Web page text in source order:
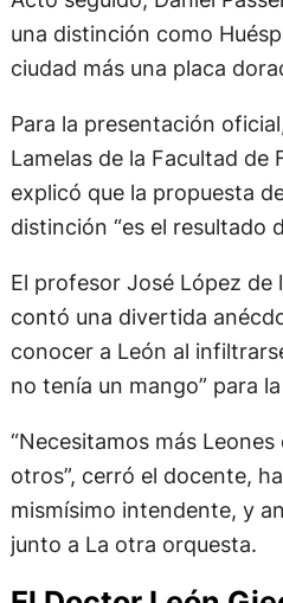
Acto seguido, Daniel
una distinción como
Para la presentación
Lamelas de la Facultad de
explicó que la propuesta
El profesor José López de
contó una divertida
conocer a León al
“Necesitamos más
otros”, cerró el docente,
mismísimo intendente, y